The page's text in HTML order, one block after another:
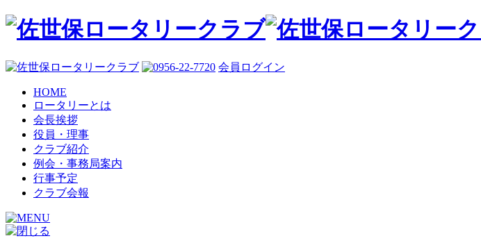
会員ログイン
HOME
ロータリーとは
会長挨拶
役員・理事
クラブ紹介
例会・事務局案内
行事予定
クラブ会報